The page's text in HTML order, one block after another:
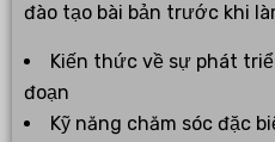
đào tạo bài bản trước khi
Kiến thức về sự phát
đoạn
Kỹ năng chăm sóc đặc